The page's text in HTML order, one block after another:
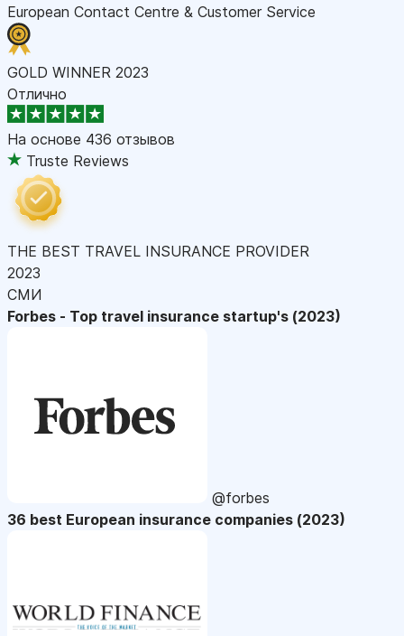
European Contact Centre & Customer Service
GOLD WINNER 2023
Отлично
На основе 436 отзывов
Truste Reviews
THE BEST TRAVEL INSURANCE PROVIDER
2023
СМИ
Forbes - Top travel insurance startup's (2023)
@forbes
36 best European insurance companies (2023)